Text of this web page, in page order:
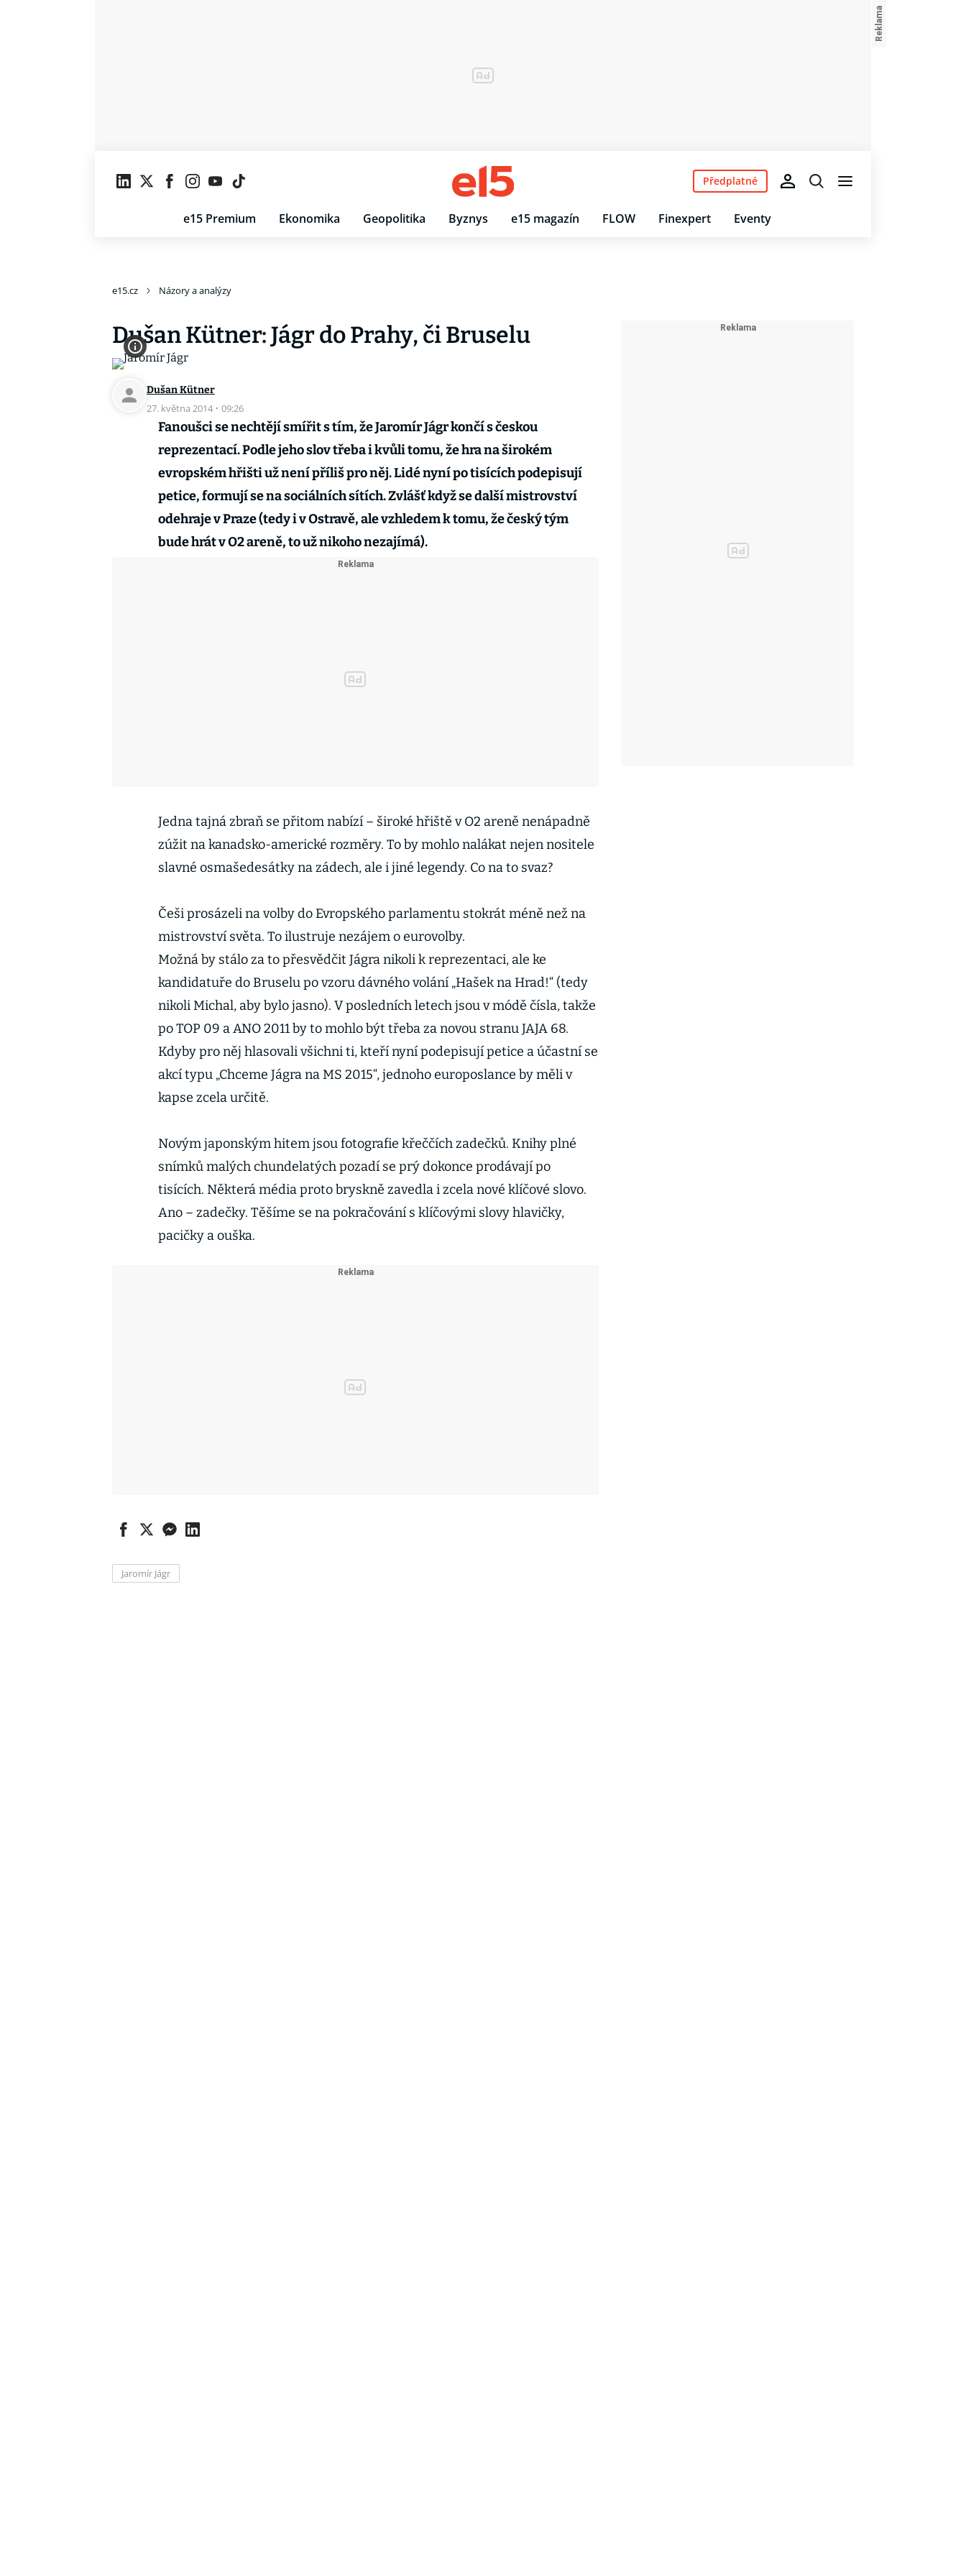
e15 Premium Ekonomika Geopolitika Byznys e15 magazín FLOW Finexpert Eventy
Předplatné
e15.cz Názory a analýzy
Dušan Kütner: Jágr do Prahy, či Bruselu
Dušan Kütner
27. května 2014 · 09:26
Fanoušci se nechtějí smířit s tím, že Jaromír Jágr končí s českou
reprezentací. Podle jeho slov třeba i kvůli tomu, že hra na širokém
evropském hřišti už není příliš pro něj. Lidé nyní po tisících podepisují
petice, formují se na sociálních sítích. Zvlášť když se další mistrovství
odehraje v Praze (tedy i v Ostravě, ale vzhledem k tomu, že český tým
bude hrát v O2 areně, to už nikoho nezajímá).
Jedna tajná zbraň se přitom nabízí – široké hřiště v O2 areně nenápadně
zúžit na kanadsko-americké rozměry. To by mohlo nalákat nejen nositele
slavné osmašedesátky na zádech, ale i jiné legendy. Co na to svaz?
Češi prosázeli na volby do Evropského parlamentu stokrát méně než na
mistrovství světa. To ilustruje nezájem o eurovolby.
Možná by stálo za to přesvědčit Jágra nikoli k reprezentaci, ale ke
kandidatuře do Bruselu po vzoru dávného volání „Hašek na Hrad!“ (tedy
nikoli Michal, aby bylo jasno). V posledních letech jsou v módě čísla, takže
po TOP 09 a ANO 2011 by to mohlo být třeba za novou stranu JAJA 68.
Kdyby pro něj hlasovali všichni ti, kteří nyní podepisují petice a účastní se
akcí typu „Chceme Jágra na MS 2015“, jednoho europoslance by měli v
kapse zcela určitě.
Novým japonským hitem jsou fotografie křeččích zadečků. Knihy plné
snímků malých chundelatých pozadí se prý dokonce prodávají po
tisících. Některá média proto bryskně zavedla i zcela nové klíčové slovo.
Ano – zadečky. Těšíme se na pokračování s klíčovými slovy hlavičky,
pacičky a ouška.
Jaromír Jágr